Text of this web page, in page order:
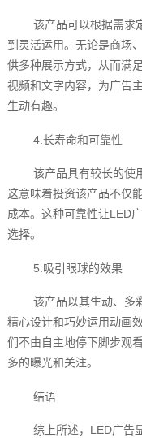
该产品可以根据需求
到灵活运用。无论是商场
供多种展示方式，从而满
视频和文字内容，为广告
生动有趣。
4.长寿命和可靠性
该产品具有较长的使
这意味着投资该产品不仅
成本。这种可靠性让LED
选择。
5.吸引眼球的效果
该产品以其生动、多
精心设计和巧妙运用动画
们不由自主地停下脚步观
多的曝光和关注。
结语
综上所述，LED广告